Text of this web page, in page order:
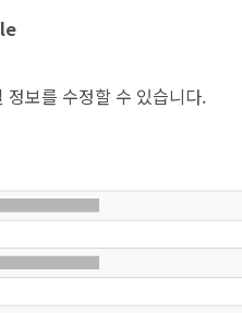
정보를 수정할 수 있습니다.